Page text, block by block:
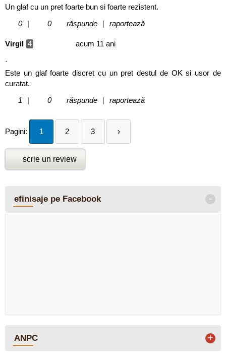
Un glaf cu un pret foarte bun si foarte rezistent.
0
| 0 răspunde | raportează
Virgil 4 acum 11 ani
.
Este un glaf foarte discret cu un pret destul de OK si usor de
curatat.
1
| 0 răspunde | raportează
Pagini: 1 2 3 ›
scrie un review
efinisaje pe Facebook -
ANPC +